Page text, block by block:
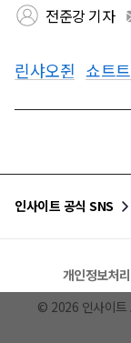
전준강 기자
린샤오쥔 쇼트
인사이트 공식 SNS
개인정보처
© 2026 인사이